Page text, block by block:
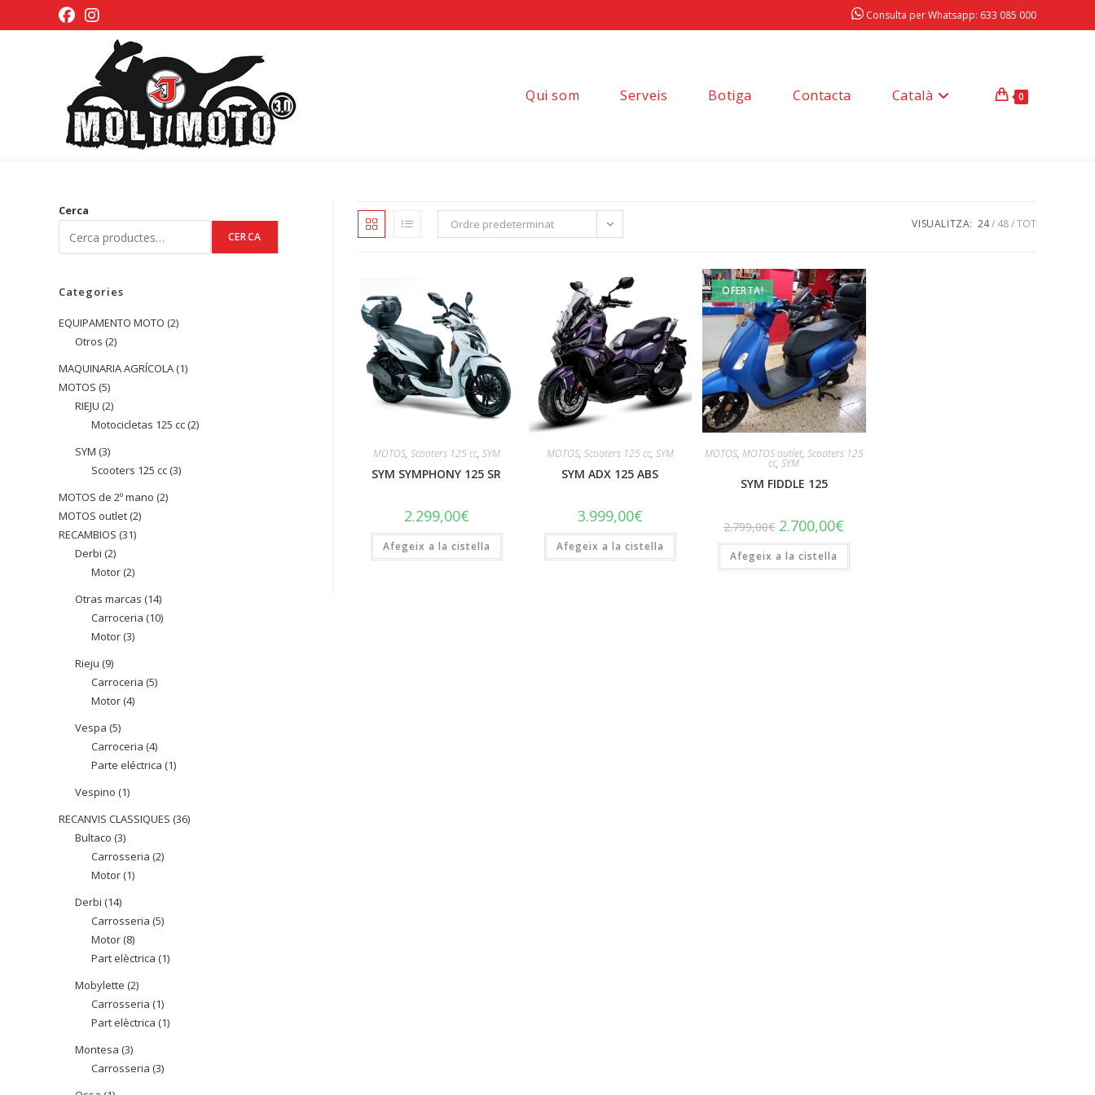
al
Consulta per Whatsapp: 633 085 000
Qui som Serveis Botiga Contacta Català 0
Ordre predeterminat VISUALITZA: 24 48 TOT
MOTOS, Scooters 125 cc, SYM
SYM SYMPHONY 125 SR
2.299,00€
Afegeix a la cistella
MOTOS, Scooters 125 cc, SYM
SYM ADX 125 ABS
3.999,00€
Afegeix a la cistella
OFERTA!
MOTOS, MOTOS outlet, Scooters 125
cc,SYM
SYM FIDDLE 125
2.799,00€ El
preu
original
era:
2.799,00€.
2.700,00€
actual
2.700,00€.
Afegeix a la cistella
Cerca
CERCA
Categories
EQUIPAMENTO MOTO 22
Otros 22
productes
MAQUINARIA AGRÍCOLA 11
MOTOS 55
productes
RIEJU 22
productes
Motocicletas 125 cc 22
SYM 33
productes
Scooters 125 cc 33
MOTOS de 2º mano 22
MOTOS outlet 22
RECAMBIOS 3131
Derbi 22
productes
Motor 22
productes
Otras marcas 1414
productes
Carroceria 1010
Motor 33
Rieju 99
productes
Carroceria 55
Motor 44
Vespa 55
productes
Carroceria 44
productes
Parte eléctrica 11
Vespino 11
producte
RECANVIS CLASSIQUES 3636
Bultaco 33
productes
Carrosseria 22
Motor 11
Derbi 1414
productes
Carrosseria 55
Motor 88
productes
Part elèctrica 11
Mobylette 22
productes
Carrosseria 11
producte
Part elèctrica 11
Montesa 33
productes
Carrosseria 33